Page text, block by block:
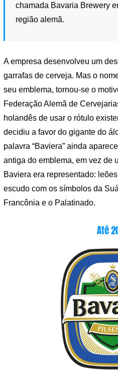
chamada Bavaria Brewery
região alemã.
A empresa desenvolveu um
garrafas de cerveja. Mas o
seu emblema, tornou-se o
Federação Alemã de
holandês de usar o rótulo
decidiu a favor do gigante do
palavra “Baviera” ainda
antiga do emblema, em vez de
Baviera era representado:
escudo com os símbolos da
Francônia e o Palatinado.
Até